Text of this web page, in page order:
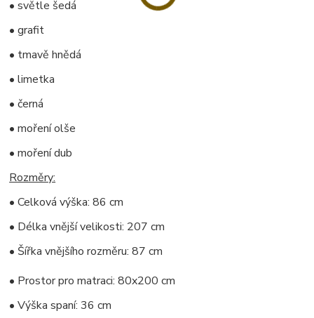
• světle šedá
• grafit
• tmavě hnědá
• limetka
• černá
• moření olše
• moření dub
Rozměry:
• Celková výška: 86 cm
• Délka vnější velikosti: 207 cm
• Šířka vnějšího rozměru: 87 cm
• Prostor pro matraci: 80x200 cm
• Výška spaní: 36 cm